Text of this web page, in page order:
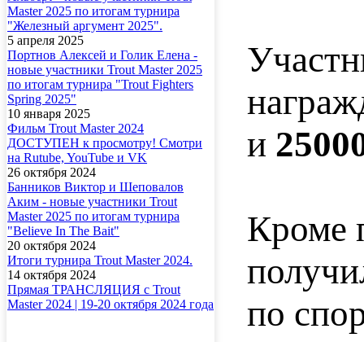
Master 2025 по итогам турнира
"Железный аргумент 2025".
5 апреля 2025
Портнов Алексей и Голик Елена -
новые участники Trout Master 2025
по итогам турнира "Trout Fighters
Spring 2025"
10 января 2025
Фильм Trout Master 2024
ДОСТУПЕН к просмотру! Смотри
на Rutube, YouTube и VK
26 октября 2024
Банников Виктор и Шеповалов
Аким - новые участники Trout
Master 2025 по итогам турнира
"Believe In The Bait"
20 октября 2024
Итоги турнира Trout Master 2024.
14 октября 2024
Прямая ТРАНСЛЯЦИЯ с Trout
Master 2024 | 19-20 октября 2024 года
и
Кроме
по